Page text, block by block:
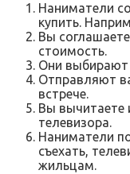
Наниматели
купить.
Вы
стоимость.
Они
Отправляют
встрече.
Вы вычитаете
телевизора.
Наниматели
съехать,
жильцам.